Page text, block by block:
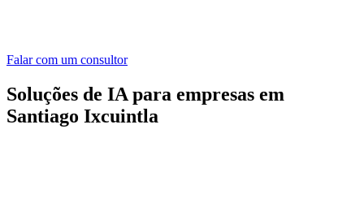
Falar com um consultor
Soluções de IA para empresas em
Santiago Ixcuintla